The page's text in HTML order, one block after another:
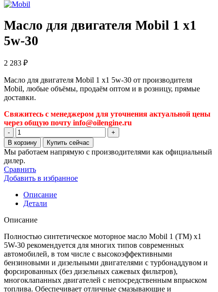
Масло для двигателя Mobil 1 x1
5w-30
2 283 ₽
Масло для двигателя Mobil 1 x1 5w-30 от производителя
Mobil, любые объёмы, продаём оптом и в розницу, прямые
доставки.
Свяжитесь с менеджером для уточнения актуальной цены
через общую почту info@oilengine.ru
Количество
товара
Масло
для
двигателя
Mobil
1
x1
5w-
В корзину Купить сейчас
Мы работаем напрямую с производителями как официальный
дилер.
Сравнить
Добавить в избранное
Описание
Детали
Описание
Полностью синтетическое моторное масло Mobil 1 (ТМ) x1
5W-30 рекомендуется для многих типов современных
автомобилей, в том числе с высокоэффективными
бензиновыми и дизельными двигателями с турбонаддувом и
форсированных (без дизельных сажевых фильтров),
многоклапанных двигателей с непосредственным впрыском
топлива. Обеспечивает отличные смазывающие и